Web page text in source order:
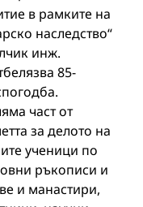
в рамките на
наследство“
инж.
85-
част от
за делото на
ученици по
ръкописи и
и манастири,